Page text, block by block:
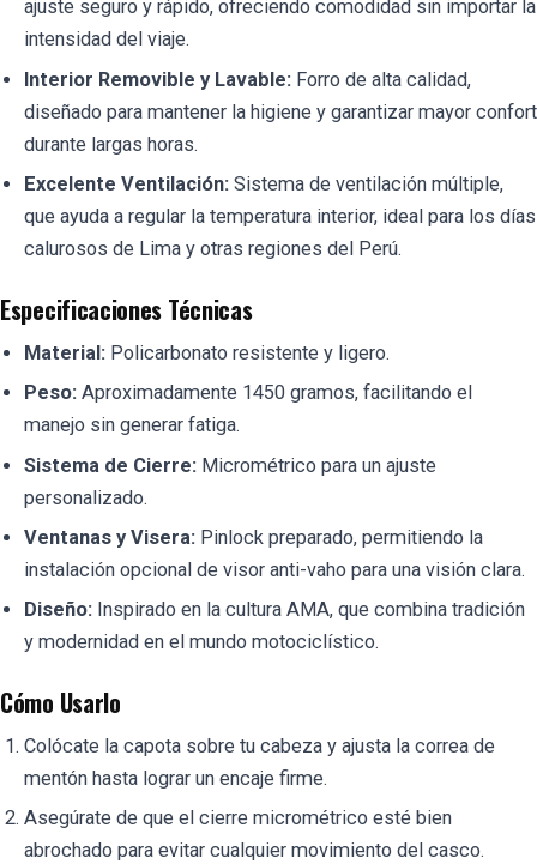
ajuste seguro y rápido, ofreciendo comodidad sin importar la
intensidad del viaje.
Interior Removible y Lavable: Forro de alta calidad,
diseñado para mantener la higiene y garantizar mayor confort
durante largas horas.
Excelente Ventilación: Sistema de ventilación múltiple,
que ayuda a regular la temperatura interior, ideal para los días
calurosos de Lima y otras regiones del Perú.
Especificaciones Técnicas
Material: Policarbonato resistente y ligero.
Peso: Aproximadamente 1450 gramos, facilitando el
manejo sin generar fatiga.
Sistema de Cierre: Micrométrico para un ajuste
personalizado.
Ventanas y Visera: Pinlock preparado, permitiendo la
instalación opcional de visor anti-vaho para una visión clara.
Diseño: Inspirado en la cultura AMA, que combina tradición
y modernidad en el mundo motociclístico.
Cómo Usarlo
Colócate la capota sobre tu cabeza y ajusta la correa de
mentón hasta lograr un encaje firme.
Asegúrate de que el cierre micrométrico esté bien
abrochado para evitar cualquier movimiento del casco.